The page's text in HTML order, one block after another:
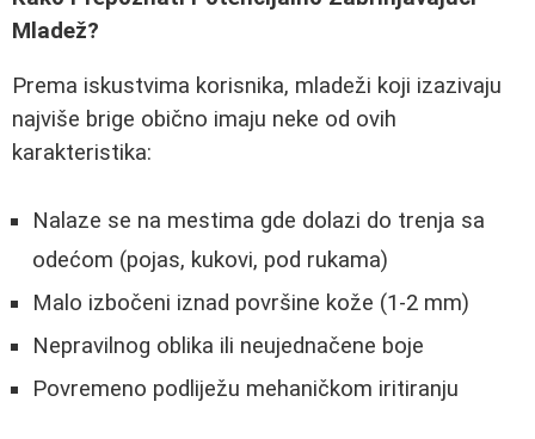
Mladež?
Prema iskustvima korisnika, mladeži koji izazivaju
najviše brige obično imaju neke od ovih
karakteristika:
Nalaze se na mestima gde dolazi do trenja sa
odećom (pojas, kukovi, pod rukama)
Malo izbočeni iznad površine kože (1-2 mm)
Nepravilnog oblika ili neujednačene boje
Povremeno podliježu mehaničkom iritiranju